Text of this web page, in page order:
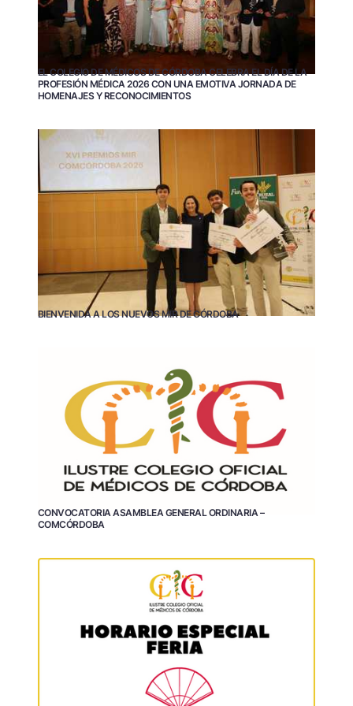
EL COLEGIO DE MÉDICOS DE CÓRDOBA CELEBRA EL DÍA DE LA
PROFESIÓN MÉDICA 2026 CON UNA EMOTIVA JORNADA DE
HOMENAJES Y RECONOCIMIENTOS
BIENVENIDA A LOS NUEVOS MIR DE CÓRDOBA
CONVOCATORIA ASAMBLEA GENERAL ORDINARIA –
COMCÓRDOBA